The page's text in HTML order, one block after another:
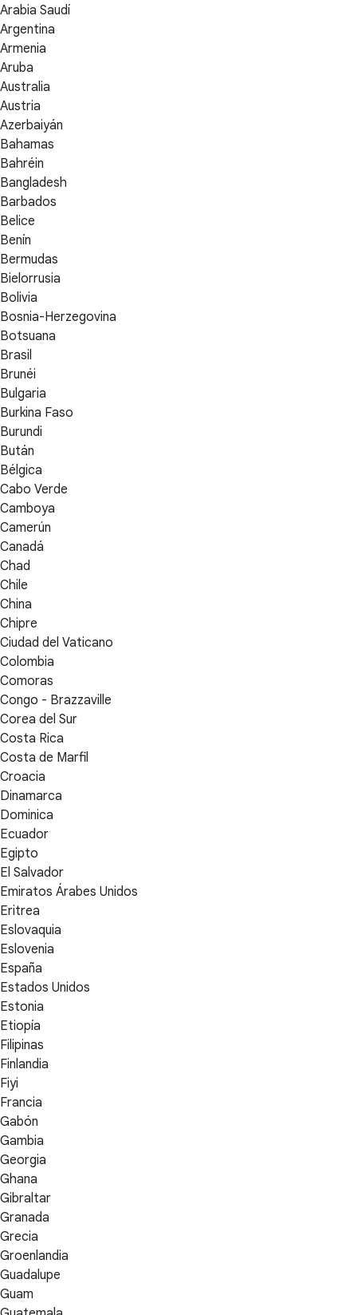
Arabia Saudí
Argentina
Armenia
Aruba
Australia
Austria
Azerbaiyán
Bahamas
Bahréin
Bangladesh
Barbados
Belice
Benín
Bermudas
Bielorrusia
Bolivia
Bosnia-Herzegovina
Botsuana
Brasil
Brunéi
Bulgaria
Burkina Faso
Burundi
Bután
Bélgica
Cabo Verde
Camboya
Camerún
Canadá
Chad
Chile
China
Chipre
Ciudad del Vaticano
Colombia
Comoras
Congo - Brazzaville
Corea del Sur
Costa Rica
Costa de Marfil
Croacia
Dinamarca
Dominica
Ecuador
Egipto
El Salvador
Emiratos Árabes Unidos
Eritrea
Eslovaquia
Eslovenia
España
Estados Unidos
Estonia
Etiopía
Filipinas
Finlandia
Fiyi
Francia
Gabón
Gambia
Georgia
Ghana
Gibraltar
Granada
Grecia
Groenlandia
Guadalupe
Guam